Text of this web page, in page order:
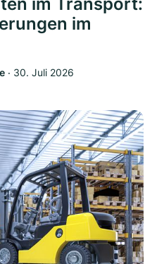
im
‧ 30. Juli 2026